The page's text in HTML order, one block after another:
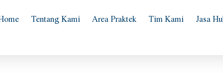
Tentang Kami Area Praktek Tim Kami Jasa